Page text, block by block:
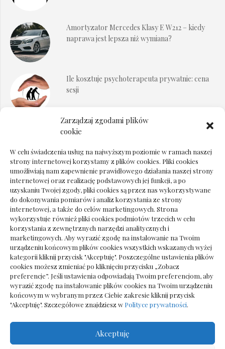
Zarządzaj zgodami plików
cookie
W celu świadczenia usług na najwyższym poziomie w ramach naszej
strony internetowej korzystamy z plików cookies. Pliki cookies
umożliwiają nam zapewnienie prawidłowego działania naszej strony
internetowej oraz realizację podstawowych jej funkcji, a po
uzyskaniu Twojej zgody, pliki cookies są przez nas wykorzystywane
do dokonywania pomiarów i analiz korzystania ze strony
internetowej, a także do celów marketingowych. Strona
wykorzystuje również pliki cookies podmiotów trzecich w celu
korzystania z zewnętrznych narzędzi analitycznych i
marketingowych. Aby wyrazić zgodę na instalowanie na Twoim
urządzeniu końcowym plików cookies wszystkich wskazanych wyżej
kategorii kliknij przycisk "Akceptuję". Poszczególne ustawienia plików
cookies możesz zmieniać po kliknięciu przycisku „Zobacz
preferencje”. Jeśli ustawienia odpowiadają Twoim preferencjom, aby
wyrazić zgodę na instalowanie plików cookies na Twoim urządzeniu
końcowym w wybranym przez Ciebie zakresie kliknij przycisk
"Akceptuję". Szczegółowe znajdziesz w Polityce prywatności.
Akceptuję
Amortyzator Mercedes Klasy E W212 – kiedy
naprawa jest lepsza niż wymiana?
Ile kosztuje psychoterapeuta prywatnie: cena
sesji
Dokumenty do odbioru przy zmianie biura
Deska podłogowa do salonu: jak wybrać bez
pośpiechu